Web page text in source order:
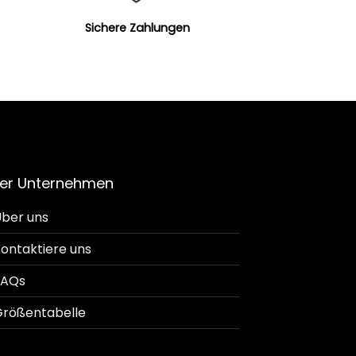
Sichere Zahlungen
Unternehmen
uns
uns